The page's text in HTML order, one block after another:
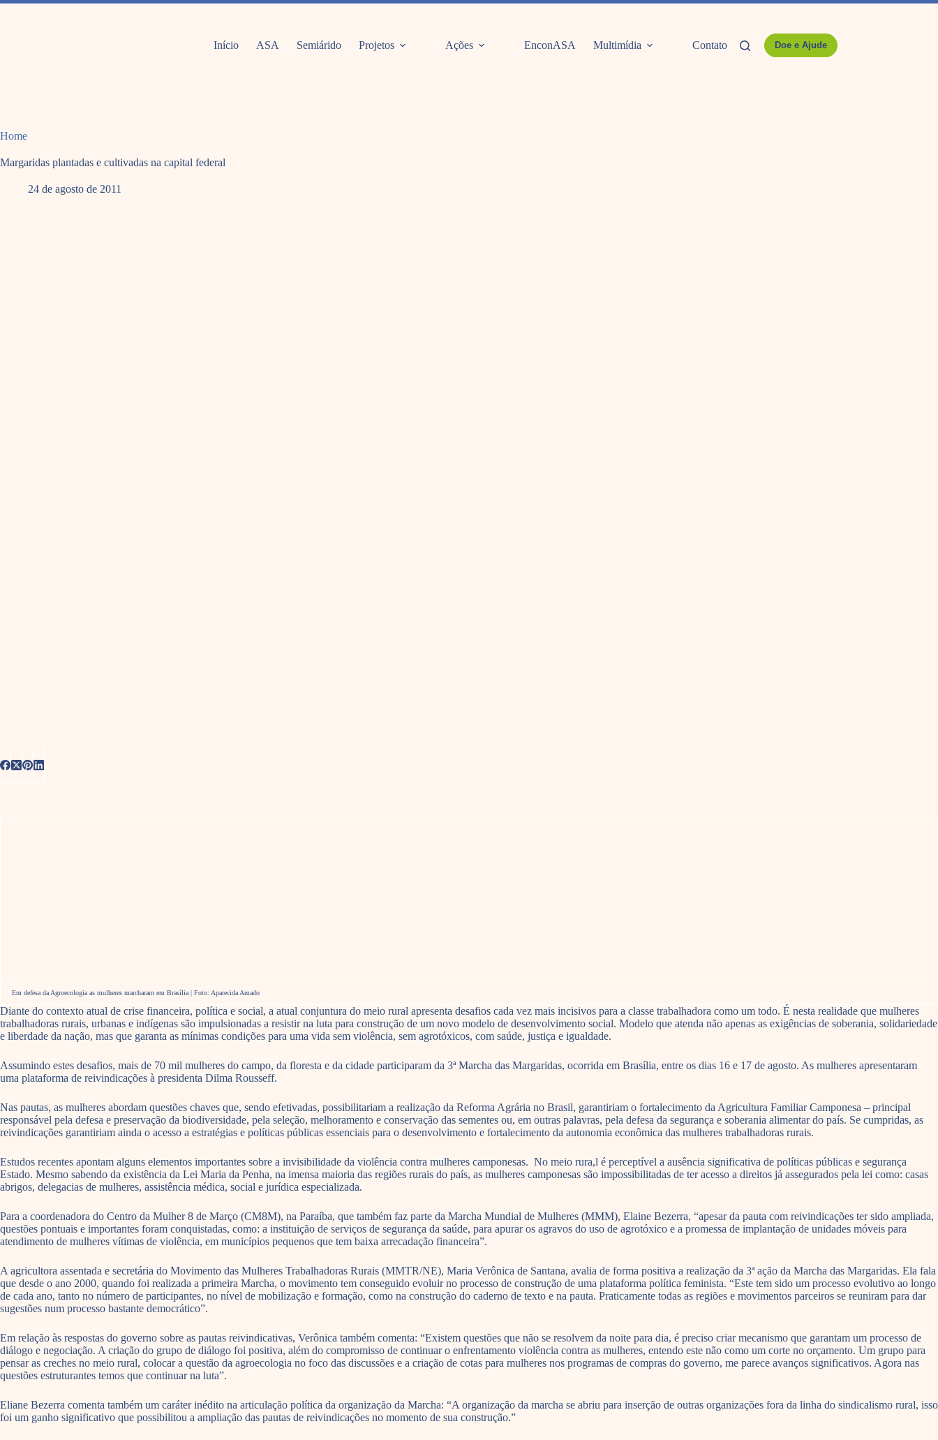
Pular
Início ASA Semiárido Projetos Ações EnconASA Multimídia Contato Doe e Ajude
Home
Margaridas plantadas e cultivadas na capital federal
24 de agosto de 2011
Em defesa da Agroecologia as mulheres marcharam em Brasília | Foto: Aparecida Amado
Diante do contexto atual de crise financeira, política e social, a atual conjuntura do meio rural apresenta desafios cada vez mais incisivos para a classe trabalhadora como um todo. É nesta realidade que mulheres
trabalhadoras rurais, urbanas e indígenas são impulsionadas a resistir na luta para construção de um novo modelo de desenvolvimento social. Modelo que atenda não apenas as exigências de soberania, solidariedade
e liberdade da nação, mas que garanta as mínimas condições para uma vida sem violência, sem agrotóxicos, com saúde, justiça e igualdade.
Assumindo estes desafios, mais de 70 mil mulheres do campo, da floresta e da cidade participaram da 3ª Marcha das Margaridas, ocorrida em Brasília, entre os dias 16 e 17 de agosto. As mulheres apresentaram
uma plataforma de reivindicações à presidenta Dilma Rousseff.
Nas pautas, as mulheres abordam questões chaves que, sendo efetivadas, possibilitariam a realização da Reforma Agrária no Brasil, garantiriam o fortalecimento da Agricultura Familiar Camponesa – principal
responsável pela defesa e preservação da biodiversidade, pela seleção, melhoramento e conservação das sementes ou, em outras palavras, pela defesa da segurança e soberania alimentar do país. Se cumpridas, as
reivindicações garantiriam ainda o acesso a estratégias e políticas públicas essenciais para o desenvolvimento e fortalecimento da autonomia econômica das mulheres trabalhadoras rurais.
Estudos recentes apontam alguns elementos importantes sobre a invisibilidade da violência contra mulheres camponesas. No meio rura,l é perceptível a ausência significativa de políticas públicas e segurança
Estado. Mesmo sabendo da existência da Lei Maria da Penha, na imensa maioria das regiões rurais do país, as mulheres camponesas são impossibilitadas de ter acesso a direitos já assegurados pela lei como: casas
abrigos, delegacias de mulheres, assistência médica, social e jurídica especializada.
Para a coordenadora do Centro da Mulher 8 de Março (CM8M), na Paraíba, que também faz parte da Marcha Mundial de Mulheres (MMM), Elaine Bezerra, “apesar da pauta com reivindicações ter sido ampliada,
questões pontuais e importantes foram conquistadas, como: a instituição de serviços de segurança da saúde, para apurar os agravos do uso de agrotóxico e a promessa de implantação de unidades móveis para
atendimento de mulheres vítimas de violência, em municípios pequenos que tem baixa arrecadação financeira”.
A agricultora assentada e secretária do Movimento das Mulheres Trabalhadoras Rurais (MMTR/NE), Maria Verônica de Santana, avalia de forma positiva a realização da 3ª ação da Marcha das Margaridas. Ela fala
que desde o ano 2000, quando foi realizada a primeira Marcha, o movimento tem conseguido evoluir no processo de construção de uma plataforma política feminista. “Este tem sido um processo evolutivo ao longo
de cada ano, tanto no número de participantes, no nível de mobilização e formação, como na construção do caderno de texto e na pauta. Praticamente todas as regiões e movimentos parceiros se reuniram para dar
sugestões num processo bastante democrático”.
Em relação às respostas do governo sobre as pautas reivindicativas, Verônica também comenta: “Existem questões que não se resolvem da noite para dia, é preciso criar mecanismo que garantam um processo de
diálogo e negociação. A criação do grupo de diálogo foi positiva, além do compromisso de continuar o enfrentamento violência contra as mulheres, entendo este não como um corte no orçamento. Um grupo para
pensar as creches no meio rural, colocar a questão da agroecologia no foco das discussões e a criação de cotas para mulheres nos programas de compras do governo, me parece avanços significativos. Agora nas
questões estruturantes temos que continuar na luta”.
Eliane Bezerra comenta também um caráter inédito na articulação política da organização da Marcha: “A organização da marcha se abriu para inserção de outras organizações fora da linha do sindicalismo rural, isso
foi um ganho significativo que possibilitou a ampliação das pautas de reivindicações no momento de sua construção.”